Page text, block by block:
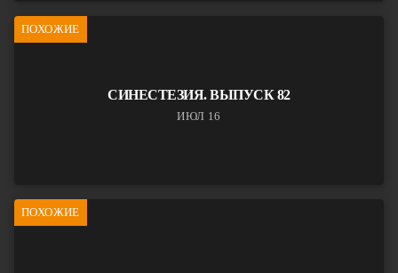
ПОХОЖИЕ
СИНЕСТЕЗИЯ. ВЫПУСК 82
ИЮЛ 16
ПОХОЖИЕ